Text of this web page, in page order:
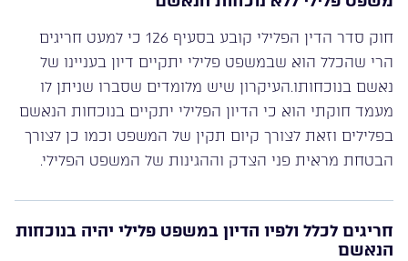
חוק סדר הדין הפלילי קובע בסעיף 126 כי למעט חריגים
הרי שהכלל הוא שבמשפט פלילי יתקיים דיון בעניינו של
נאשם בנוכחותו.העיקרון שיש מלומדים שסברו שניתן לו
מעמד חוקתי הוא כי הדיון הפלילי יתקיים בנוכחות הנאשם
בפלילים וזאת לצורך קיום תקין של המשפט וכמו כן לצורך
הבטחת מראית פני הצדק וההגינות של המשפט הפלילי.
חריגים לכלל ולפיו הדיון במשפט פלילי יהיה בנוכחות
הנאשם